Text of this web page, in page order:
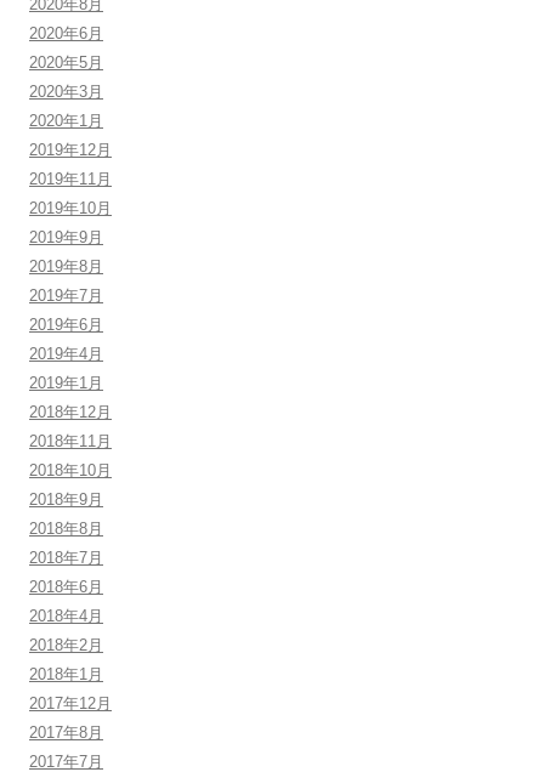
2020年8月
2020年6月
2020年5月
2020年3月
2020年1月
2019年12月
2019年11月
2019年10月
2019年9月
2019年8月
2019年7月
2019年6月
2019年4月
2019年1月
2018年12月
2018年11月
2018年10月
2018年9月
2018年8月
2018年7月
2018年6月
2018年4月
2018年2月
2018年1月
2017年12月
2017年8月
2017年7月